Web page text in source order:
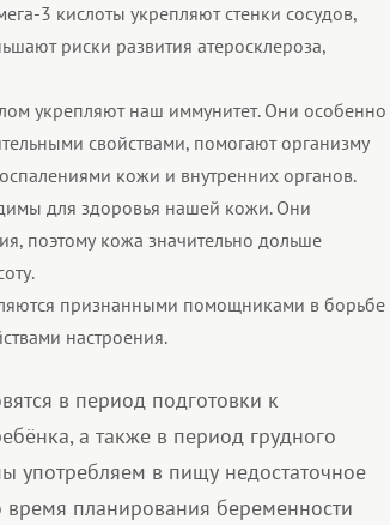
3 кислоты укрепляют стенки сосудов,
риски развития атеросклероза,
укрепляют наш иммунитет. Они особенно
свойствами, помогают организму
кожи и внутренних органов.
для здоровья нашей кожи. Они
поэтому кожа значительно дольше
признанными помощниками в борьбе
настроения.
в период подготовки к
а также в период грудного
употребляем в пищу недостаточное
планирования беременности